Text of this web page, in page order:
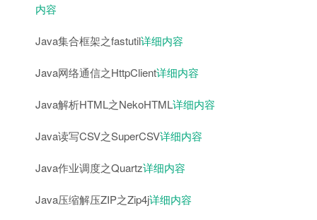
内容
Java集合框架之fastutil详细内容
Java网络通信之HttpClient详细内容
Java解析HTML之NekoHTML详细内容
Java读写CSV之SuperCSV详细内容
Java作业调度之Quartz详细内容
Java压缩解压ZIP之Zip4j详细内容